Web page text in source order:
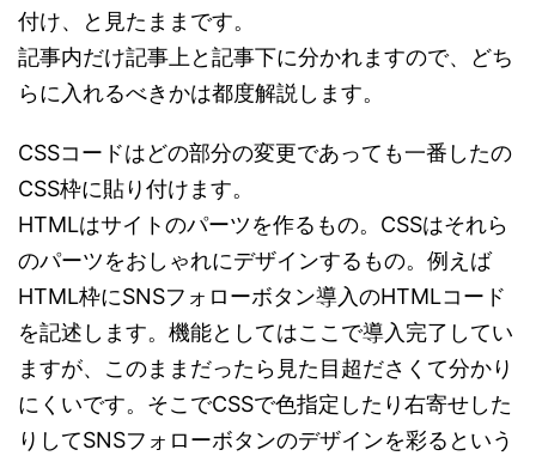
付け、と見たままです。
記事内だけ記事上と記事下に分かれますので、どち
らに入れるべきかは都度解説します。
CSSコードはどの部分の変更であっても一番したの
CSS枠に貼り付けます。
HTMLはサイトのパーツを作るもの。CSSはそれら
のパーツをおしゃれにデザインするもの。例えば
HTML枠にSNSフォローボタン導入のHTMLコード
を記述します。機能としてはここで導入完了してい
ますが、このままだったら見た目超ださくて分かり
にくいです。そこでCSSで色指定したり右寄せした
りしてSNSフォローボタンのデザインを彩るという